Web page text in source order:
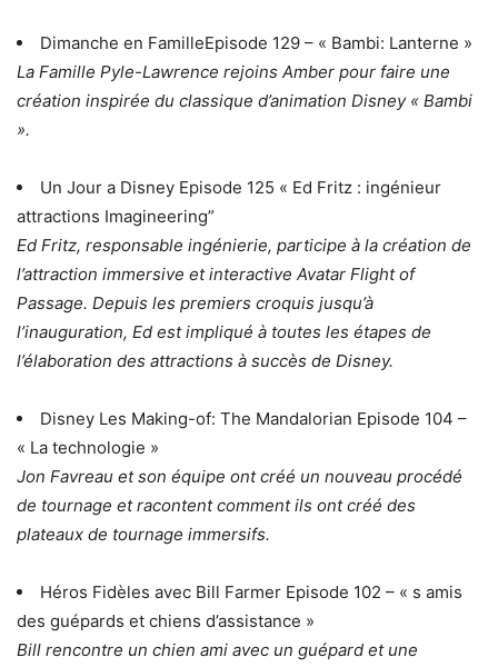
Dimanche en FamilleEpisode 129 – « Bambi: Lanterne »
La Famille Pyle-Lawrence rejoins Amber pour faire une
création inspirée du classique d’animation Disney « Bambi
».
Un Jour a Disney Episode 125 « Ed Fritz : ingénieur
attractions Imagineering”
Ed Fritz, responsable ingénierie, participe à la création de
l’attraction immersive et interactive Avatar Flight of
Passage. Depuis les premiers croquis jusqu’à
l’inauguration, Ed est impliqué à toutes les étapes de
l’élaboration des attractions à succès de Disney.
Disney Les Making-of: The Mandalorian Episode 104 –
« La technologie »
Jon Favreau et son équipe ont créé un nouveau procédé
de tournage et racontent comment ils ont créé des
plateaux de tournage immersifs.
Héros Fidèles avec Bill Farmer Episode 102 – « s amis
des guépards et chiens d’assistance »
Bill rencontre un chien ami avec un guépard et une